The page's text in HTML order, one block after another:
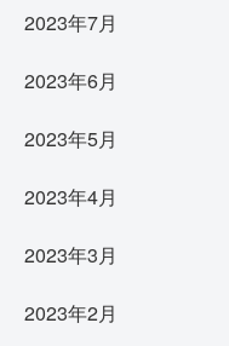
2023年7月
2023年6月
2023年5月
2023年4月
2023年3月
2023年2月